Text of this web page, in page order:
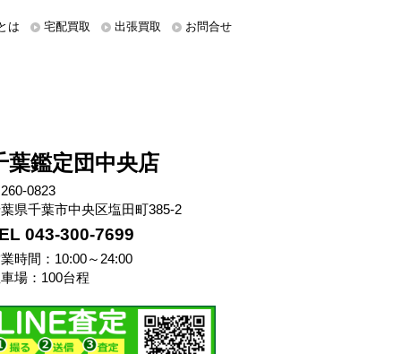
は 宅配買取 出張買取 お問合せ
葉鑑定団中央店
0823
県千葉市中央区塩田町385-2
043-300-7699
時間：10:00～24:00
場：100台程